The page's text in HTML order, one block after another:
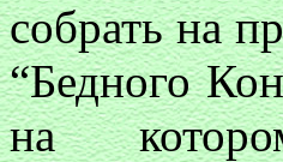
собрать на
“Бедного
на